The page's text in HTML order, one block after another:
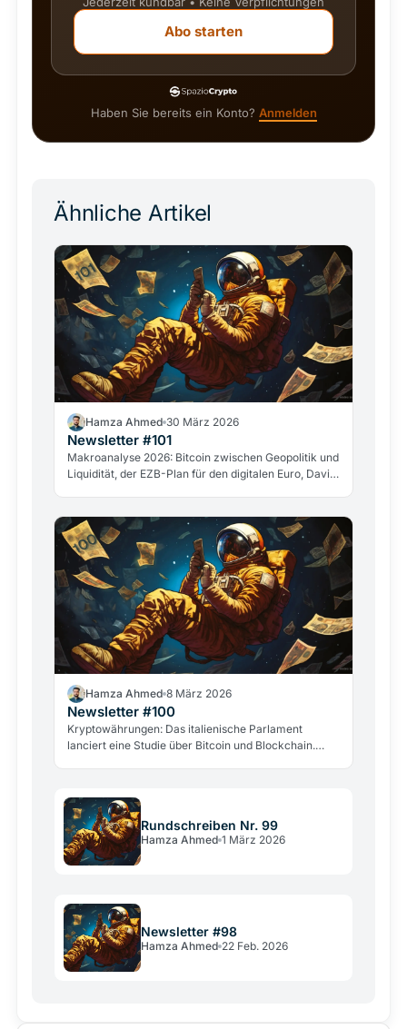
Abo starten
Haben Sie bereits ein Konto? Anmelden
Ähnliche Artikel
Hamza Ahmed 30 März 2026
Newsletter #101
Makroanalyse 2026: Bitcoin zwischen Geopolitik und
Liquidität, der EZB-Plan für den digitalen Euro, David
Hamza Ahmed 8 März 2026
Newsletter #100
Kryptowährungen: Das italienische Parlament
lanciert eine Studie über Bitcoin und Blockchain.
Rundschreiben Nr. 99
Hamza Ahmed 1 März 2026
Newsletter #98
Hamza Ahmed 22 Feb. 2026